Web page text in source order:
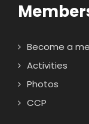
Become a
Activities
Photos
CCP